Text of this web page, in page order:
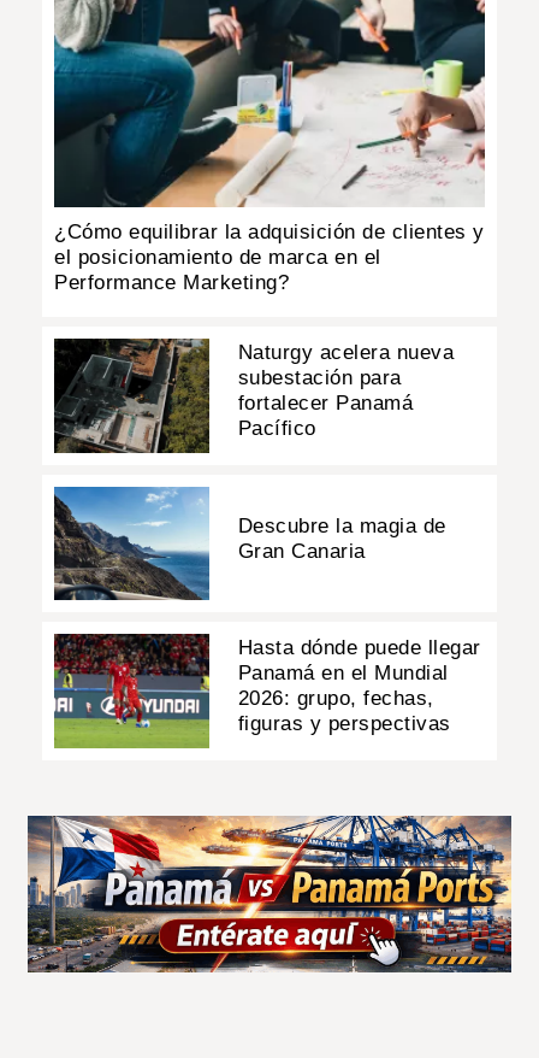
¿Cómo equilibrar la adquisición de clientes y
el posicionamiento de marca en el
Performance Marketing?
Naturgy acelera nueva
subestación para
fortalecer Panamá
Pacífico
Descubre la magia de
Gran Canaria
Hasta dónde puede llegar
Panamá en el Mundial
2026: grupo, fechas,
figuras y perspectivas